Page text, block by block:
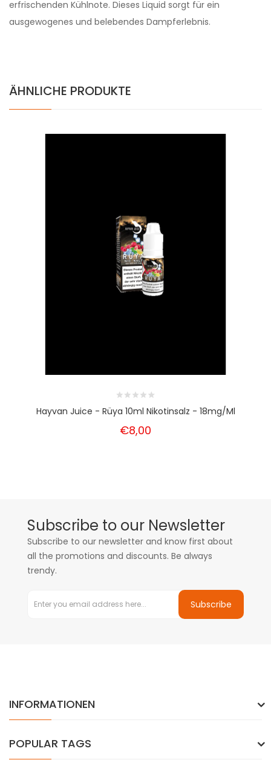
erfrischenden Kühlnote. Dieses Liquid sorgt für ein
ausgewogenes und belebendes Dampferlebnis.
ÄHNLICHE PRODUKTE
Hayvan Juice - Rüya 10ml Nikotinsalz - 18mg/ml
€8,00
Subscribe to our Newsletter
Subscribe to our newsletter and know first about
all the promotions and discounts. Be always
trendy.
Subscribe
INFORMATIONEN
POPULAR TAGS